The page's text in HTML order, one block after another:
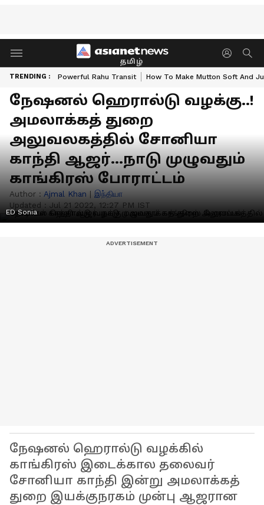
தமிழ்
TRENDING : Powerful Rahu Transit How To Make Mutton Soft And
நேஷனல் ஹெரால்டு வழக்கு..!
அமலாக்கத் துறை
அலுவலகத்தில் சோனியா
காந்தி ஆஜர்...நாடு முழுவதும்
காங்கிரஸ் போராட்டம்
Author : Ajmal Khan | இந்தியா
Updated : Jul 21 2022, 12:27 PM IST
ED Sonia
நேஷனல் ஹெரால்டு வழக்கில்
காங்கிரஸ் இடைக்கால தலைவர்
சோனியா காந்தி இன்று அமலாக்கத்
துறை இயக்குநரகம் முன்பு ஆஜரான